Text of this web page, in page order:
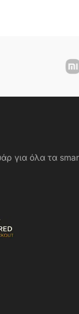
για όλα τα